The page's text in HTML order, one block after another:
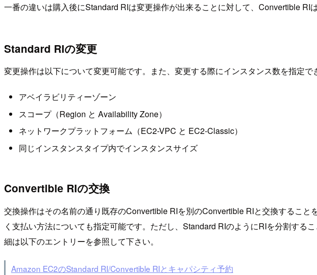
一番の違いは購入後にStandard RIは変更操作が出来ることに対して、Convertible RI
Standard RIの変更
変更操作は以下について変更可能です。また、変更する際にインスタンス数を指定で
アベイラビリティーゾーン
スコープ（Region と Availability Zone）
ネットワークプラットフォーム（EC2-VPC と EC2-Classic）
同じインスタンスタイプ内でインスタンスサイズ
Convertible RIの交換
交換操作はその名前の通り既存のConvertible RIを別のConvertible RIと交換するこ
く支払い方法についても指定可能です。ただし、Standard RIのようにRIを分割す
細は以下のエントリーを参照して下さい。
Amazon EC2のStandard RI/Convertible RIとキャパシティ予約